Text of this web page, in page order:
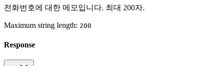
전화번호에 대한 메모입니다. 최대 200자.
Maximum string length: 200
Response